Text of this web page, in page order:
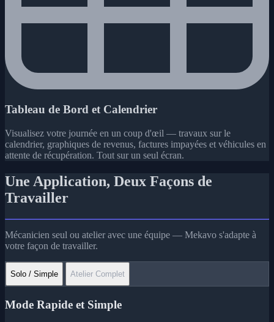
Tableau de Bord et Calendrier
Visualisez votre journée en un coup d'œil — travaux sur le
calendrier, graphiques de revenus, factures impayées et véhicules en
attente de récupération. Tout sur un seul écran.
Une Application, Deux Façons de
Travailler
Mécanicien seul ou atelier avec une équipe — Mekavo s'adapte à
votre façon de travailler.
Solo / Simple Atelier Complet
Mode Rapide et Simple